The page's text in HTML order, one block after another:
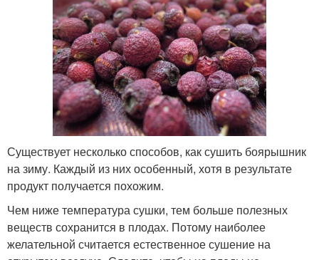
Существует несколько способов, как сушить боярышник
на зиму. Каждый из них особенный, хотя в результате
продукт получается похожим.
Чем ниже температура сушки, тем больше полезных
веществ сохранится в плодах. Потому наиболее
желательной считается естественное сушение на